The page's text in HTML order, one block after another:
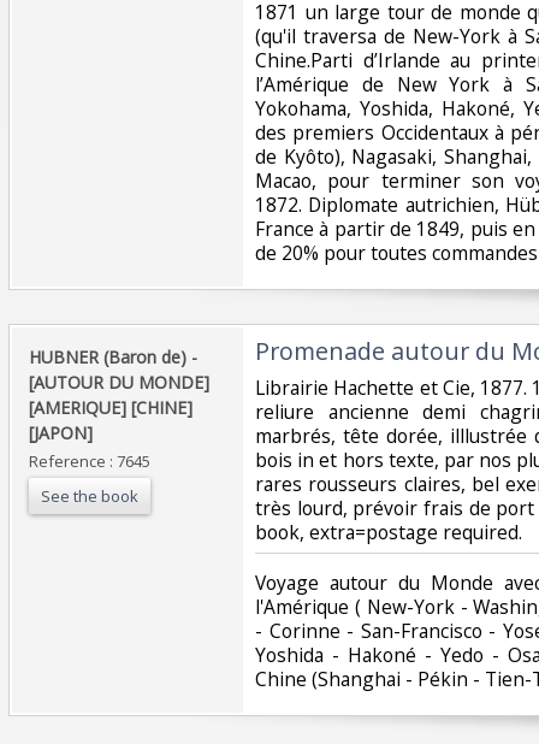
1871 un large tour de monde
(qu'il traversa de New-York à
Chine.Parti d’Irlande au
l’Amérique de New York à
Yokohama, Yoshida, Hakoné,
des premiers Occidentaux à
de Kyôto), Nagasaki,
Macao, pour terminer son
1872. Diplomate autrichien,
France à partir de 1849, puis
de 20% pour toutes
‎HUBNER (Baron de) -
[AUTOUR DU MONDE]
[AMERIQUE] [CHINE]
[JAPON] ‎
Reference : 7645
See the book
‎Promenade autour du
‎Librairie Hachette et Cie,
reliure ancienne demi
marbrés, tête dorée, illlustrée
bois in et hors texte, par nos
rares rousseurs claires, bel
très lourd, prévoir frais de
book, extra=postage required.‎
‎Voyage autour du Monde
l'Amérique ( New-York -
- Corinne - San-Francisco -
Yoshida - Hakoné - Yedo -
Chine (Shanghai - Pékin - Tien-